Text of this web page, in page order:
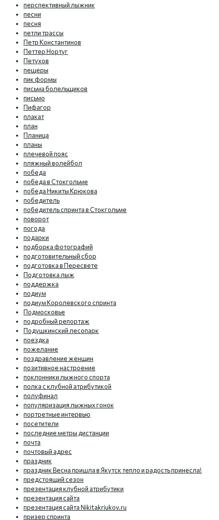
перспективный лыжник
песни
песня
петли трассы
Петр Константинов
Петтер Нортуг
Петухов
пещеры
пик формы
письма болельщиков
письмо
Пифагор
плакат
план
Планица
планы
плечевой пояс
пляжный волейбол
победа
победа в Стокгольме
победа Никиты Крюкова
победитель
победитель спринта в Стокгольме
поворот
погода
подарки
подборка фотографий
подготовительный сбор
подготовка в Пересвете
Подготовка лыж
поддержка
подиум
подиум Королевского спринта
Подмосковье
подробный репортаж
Подушкинский лесопарк
поездка
пожелание
поздравление женщин
позитивное настроение
поклонники лыжного спорта
полка с клубной атрибутикой
полуфинал
популяризация лыжных гонок
портретные интервью
посетители
последние метры дистанции
почта
почтовый адрес
праздник
праздник Весна пришла в Якутск тепло и радость принесла!
предстоящий сезон
презентация клубной атрибутики
презентация сайта
презентация сайта Nikitakriukov.ru
призер спринта